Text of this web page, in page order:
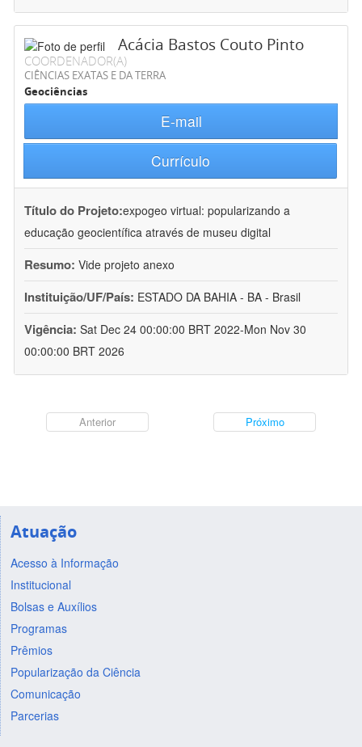
Acácia Bastos Couto Pinto
COORDENADOR(A)
CIÊNCIAS EXATAS E DA TERRA
Geociências
E-mail
Currículo
Título do Projeto:expogeo virtual: popularizando a
educação geocientífica através de museu digital
Resumo: Vide projeto anexo
Instituição/UF/País: ESTADO DA BAHIA - BA - Brasil
Vigência: Sat Dec 24 00:00:00 BRT 2022-Mon Nov 30
00:00:00 BRT 2026
Anterior Próximo
Atuação
Acesso à Informação
Institucional
Bolsas e Auxílios
Programas
Prêmios
Popularização da Ciência
Comunicação
Parcerias